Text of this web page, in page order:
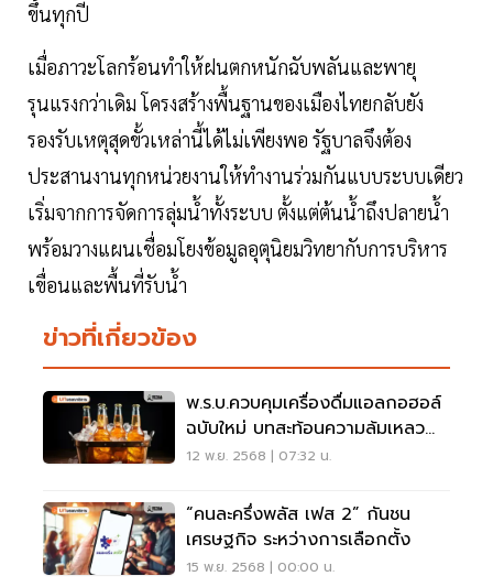
ขึ้นทุกปี
เมื่อภาวะโลกร้อนทำให้ฝนตกหนักฉับพลันและพายุ
รุนแรงกว่าเดิม โครงสร้างพื้นฐานของเมืองไทยกลับยัง
รองรับเหตุสุดขั้วเหล่านี้ได้ไม่เพียงพอ รัฐบาลจึงต้อง
ประสานงานทุกหน่วยงานให้ทำงานร่วมกันแบบระบบเดียว
เริ่มจากการจัดการลุ่มนํ้าทั้งระบบ ตั้งแต่ต้นนํ้าถึงปลายนํ้า
พร้อมวางแผนเชื่อมโยงข้อมูลอุตุนิยมวิทยากับการบริหาร
เขื่อนและพื้นที่รับนํ้า
ข่าวที่เกี่ยวข้อง
พ.ร.บ.ควบคุมเครื่องดื่มแอลกอฮอล์
ฉบับใหม่ บทสะท้อนความล้มเหลว
ของระบบราชการไทย
12 พ.ย. 2568 | 07:32 น.
“คนละครึ่งพลัส เฟส 2” กันชน
เศรษฐกิจ ระหว่างการเลือกตั้ง
15 พ.ย. 2568 | 00:00 น.